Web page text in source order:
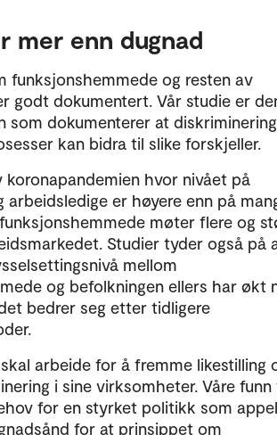
mer enn dugnad
funksjonshemmede og resten av
godt dokumentert. Vår studie er
som dokumenterer at
kan bidra til slike forskjeller.
koronapandemien hvor nivået på
er høyere enn på
møter flere og
Studier tyder også på
mellom
og befolkningen ellers har økt
bedrer seg etter tidligere
arbeide for å fremme likestilling
i sine virksomheter. Våre
for en styrket politikk som
for at prinsippet om